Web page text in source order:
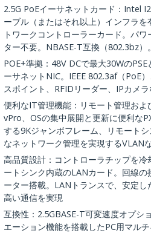
2.5G PoEイーサネットカード：Intel
ーブル（またはそれ以上）インフラ
トワークコントローラーカード。パ
ター不要。NBASE-T互換（802.3bz
POE+準拠：48V DCで最大30Wの
ーサネットNIC。IEEE 802.3af（PoE
スポイント、RFIDリーダー、IPカメ
便利なIT管理機能：リモート管理お
vPro、OSの集中展開と更新に便利な
する9Kジャンボフレーム、リモート
なネットワーク管理を実現するVLAN
高品質設計：コントローラチップを
ートシンク内蔵のLANカード。回線
ーター搭載。LANトランスで、安定
高い通信を実現
互換性：2.5GBASE-T可変速度オプ
エーション機能を搭載したPC用マル